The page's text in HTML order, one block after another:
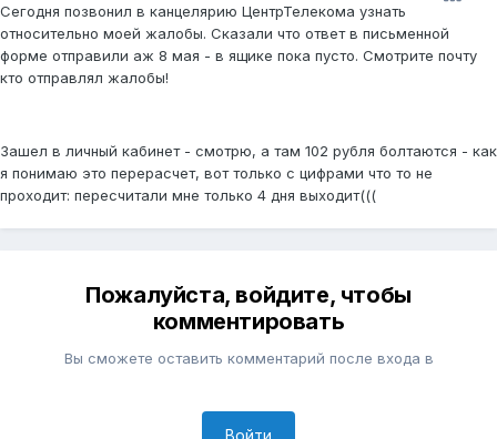
Сегодня позвонил в канцелярию ЦентрТелекома узнать
относительно моей жалобы. Сказали что ответ в письменной
форме отправили аж 8 мая - в ящике пока пусто. Смотрите почту
кто отправлял жалобы!
Зашел в личный кабинет - смотрю, а там 102 рубля болтаются - как
я понимаю это перерасчет, вот только с цифрами что то не
проходит: пересчитали мне только 4 дня выходит(((
Пожалуйста, войдите, чтобы
комментировать
Вы сможете оставить комментарий после входа в